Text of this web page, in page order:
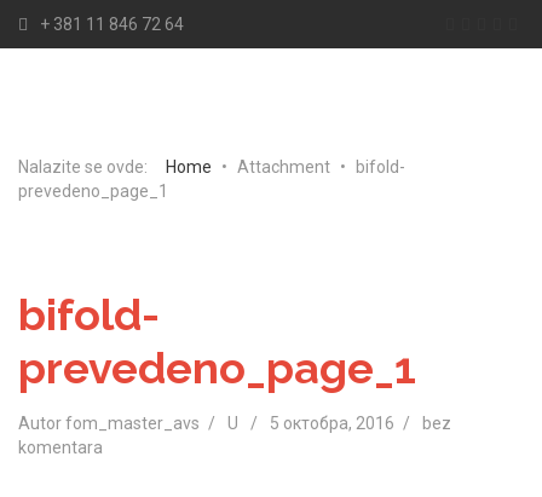
+ 381 11 846 72 64
Nalazite se ovde: Home • Attachment •
bifold-
prevedeno_page_1
bifold-
prevedeno_page_1
Autor fom_master_avs U 5 октобра, 2016
bez
komentara